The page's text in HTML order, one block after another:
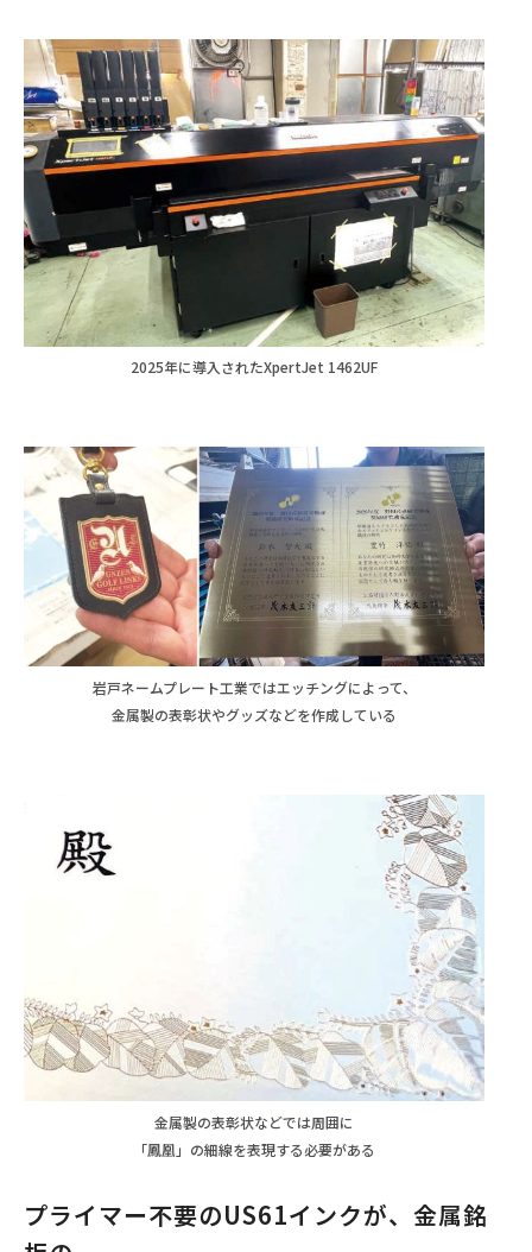
2025年に導入されたXpertJet 1462UF
岩戸ネームプレート工業ではエッチングによって、
金属製の表彰状やグッズなどを作成している
金属製の表彰状などでは周囲に
「鳳凰」の細線を表現する必要がある
プライマー不要のUS61インクが、金属銘